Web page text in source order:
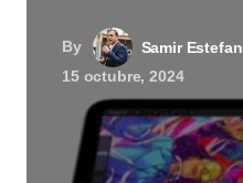
By
Samir Estefan
15 octubre, 2024